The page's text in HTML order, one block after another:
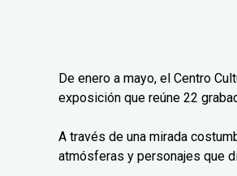
De enero a mayo, el Centro
exposición que reúne 22
A través de una mirada
atmósferas y personajes que